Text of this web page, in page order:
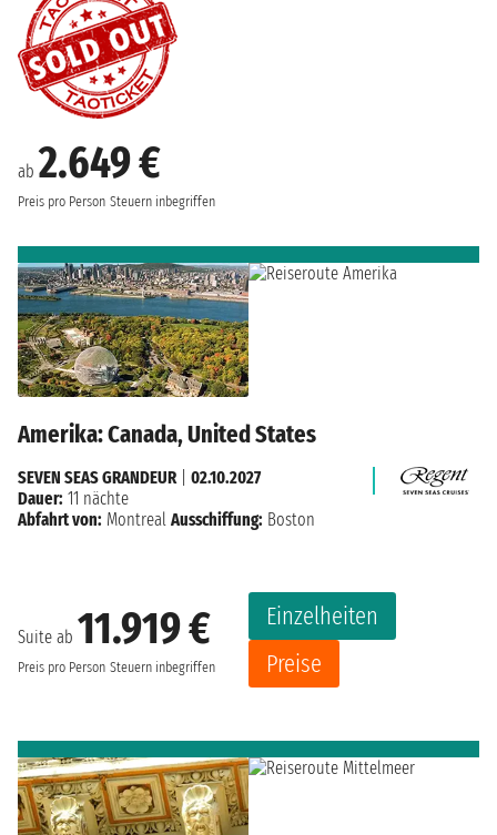
ab 2.649 €
Preis pro Person Steuern inbegriffen
Amerika: Canada, United States
Suite ab 11.919 €
Preis pro Person Steuern inbegriffen
Einzelheiten
Preise
SEVEN SEAS GRANDEUR| 02.10.2027
Dauer: 11 nächte
Abfahrt von: Montreal Ausschiffung: Boston